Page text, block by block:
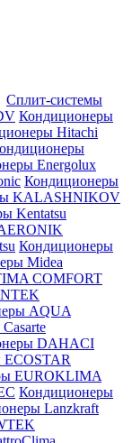
Сплит-системы
Кондиционеры
Hitachi
Energolux
Кондиционеры
KALASHNIKOV
Kentatsu
Кондиционеры
Midea
COMFORT
AQUA
DAHACI
EUROKLIMA
Кондиционеры
Lanzkraft